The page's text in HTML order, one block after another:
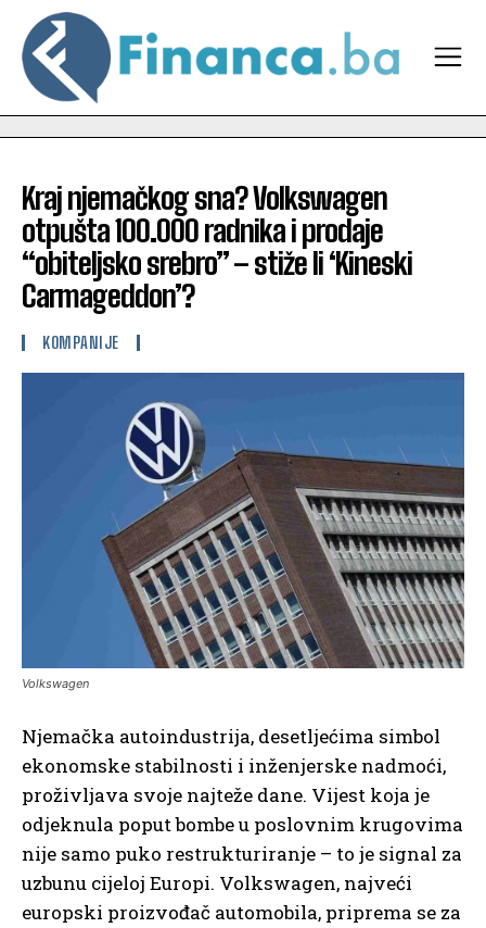
Kraj njemačkog sna? Volkswagen
otpušta 100.000 radnika i prodaje
“obiteljsko srebro” – stiže li ‘Kineski
Carmageddon’?
KOMPANIJE
Volkswagen
Njemačka autoindustrija, desetljećima simbol
ekonomske stabilnosti i inženjerske nadmoći,
proživljava svoje najteže dane. Vijest koja je
odjeknula poput bombe u poslovnim krugovima
nije samo puko restrukturiranje – to je signal za
uzbunu cijeloj Europi. Volkswagen, najveći
europski proizvođač automobila, priprema se za